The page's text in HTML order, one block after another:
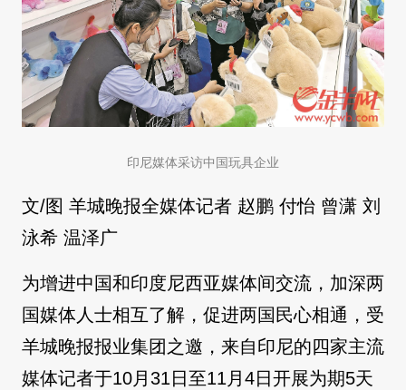
印尼媒体采访中国玩具企业
文/图 羊城晚报全媒体记者 赵鹏 付怡 曾潇 刘
泳希 温泽广
为增进中国和印度尼西亚媒体间交流，加深两
国媒体人士相互了解，促进两国民心相通，受
羊城晚报报业集团之邀，来自印尼的四家主流
媒体记者于10月31日至11月4日开展为期5天